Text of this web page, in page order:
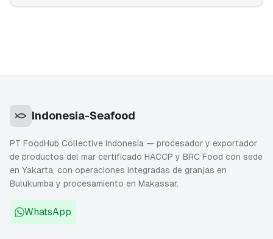
Indonesia-Seafood
PT FoodHub Collective Indonesia — procesador y exportador
de productos del mar certificado HACCP y BRC Food con sede
en Yakarta, con operaciones integradas de granjas en
Bulukumba y procesamiento en Makassar.
WhatsApp